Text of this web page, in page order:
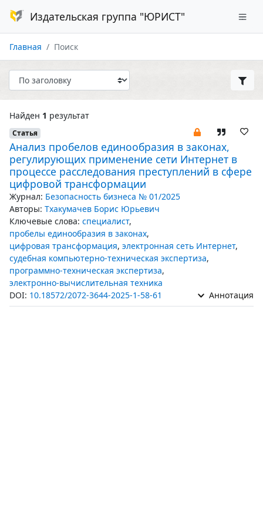
Издательская группа "ЮРИСТ"
Главная Поиск
Найден 1 результат
Статья
Анализ пробелов единообразия в законах,
регулирующих применение сети Интернет в
процессе расследования преступлений в сфере
цифровой трансформации
Журнал: Безопасность бизнеса № 01/2025
Авторы: Тхакумачев Борис Юрьевич
Ключевые слова: специалист,
пробелы единообразия в законах,
цифровая трансформация, электронная сеть Интернет,
судебная компьютерно-техническая экспертиза,
программно-техническая экспертиза,
электронно-вычислительная техника
DOI: 10.18572/2072-3644-2025-1-58-61 Аннотация